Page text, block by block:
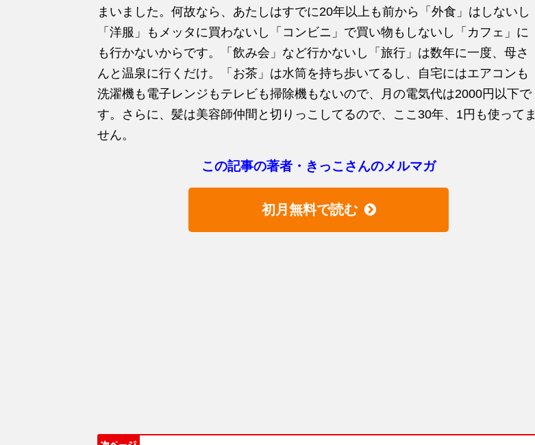
まいました。何故なら、あたしはすでに20年以上も前から「外食」はしないし
「洋服」もメッタに買わないし「コンビニ」で買い物もしないし「カフェ」に
も行かないからです。「飲み会」など行かないし「旅行」は数年に一度、母さ
んと温泉に行くだけ。「お茶」は水筒を持ち歩いてるし、自宅にはエアコンも
洗濯機も電子レンジもテレビも掃除機もないので、月の電気代は2000円以下で
す。さらに、髪は美容師仲間と切りっこしてるので、ここ30年、1円も使ってま
せん。
この記事の著者・きっこさんのメルマガ
初月無料で読む